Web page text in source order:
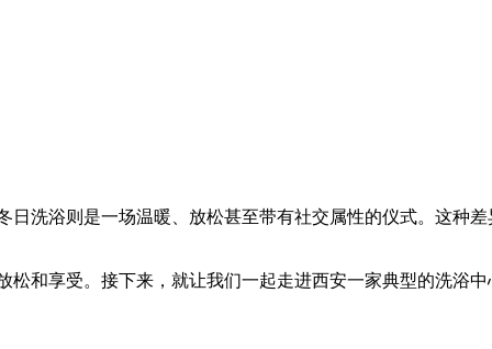
洗浴则是一场温暖、放松甚至带有社交属性的仪式。这种
和享受。接下来，就让我们一起走进西安一家典型的洗浴